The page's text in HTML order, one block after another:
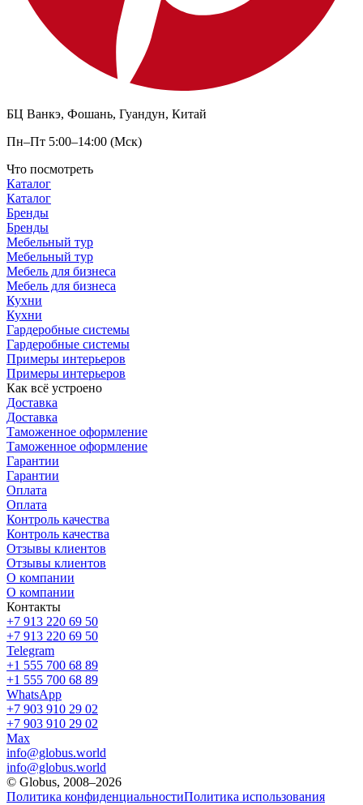
БЦ Ванкэ, Фошань, Гуандун, Китай
Пн–Пт 5:00–14:00 (Мск)
Что посмотреть
Каталог
Каталог
Бренды
Бренды
Мебельный тур
Мебельный тур
Мебель для бизнеса
Мебель для бизнеса
Кухни
Кухни
Гардеробные системы
Гардеробные системы
Примеры интерьеров
Примеры интерьеров
Как всё устроено
Доставка
Доставка
Таможенное оформление
Таможенное оформление
Гарантии
Гарантии
Оплата
Оплата
Контроль качества
Контроль качества
Отзывы клиентов
Отзывы клиентов
О компании
О компании
Контакты
+7 913 220 69 50
+7 913 220 69 50
Telegram
+1 555 700 68 89
+1 555 700 68 89
WhatsApp
+7 903 910 29 02
+7 903 910 29 02
Max
info@globus.world
info@globus.world
© Globus, 2008–2026
Политика конфиденциальностиПолитика использования